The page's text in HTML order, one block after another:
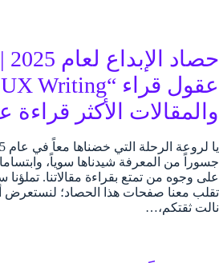
والمقالات الأكثر
جسوراً من المعرفة شيدناها سوياً،
على وجوه من تمتع بقراءة مقالاتنا.
تقلب معنا صفحات هذا الحصاد؛ لنستعرض
نالت ثقتكم،…